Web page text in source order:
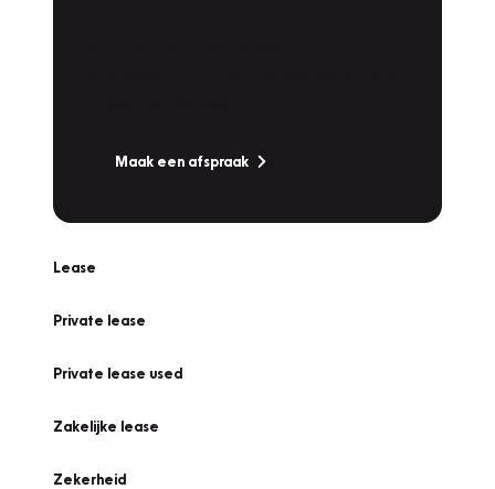
Maak een afspraak
Lease
Private lease
Private lease used
Zakelijke lease
Zekerheid